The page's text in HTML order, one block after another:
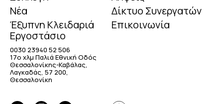
Νέα
Έξυπνη Κλειδαριά
Δίκτυο Συνεργατών
Επικοινωνία
Εργοστάσιο
0030 23940 52 506
17o χλμ Παλιά Εθνική Οδός
Θεσσαλονίκης-Καβάλας,
Λαγκαδάς, 57 200,
Θεσσαλονίκη